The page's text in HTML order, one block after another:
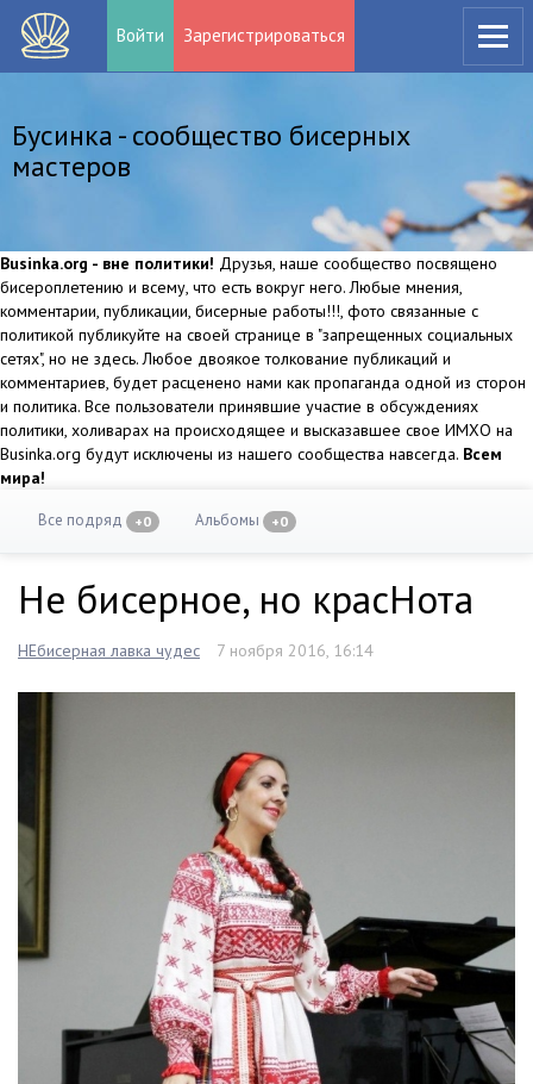
Войти Зарегистрироваться
Бусинка - сообщество бисерных
мастеров
Businka.org - вне политики! Друзья, наше сообщество посвящено
бисероплетению и всему, что есть вокруг него. Любые мнения,
комментарии, публикации, бисерные работы!!!, фото связанные с
политикой публикуйте на своей странице в "запрещенных социальных
сетях", но не здесь. Любое двоякое толкование публикаций и
комментариев, будет расценено нами как пропаганда одной из сторон
и политика. Все пользователи принявшие участие в обсуждениях
политики, холиварах на происходящее и высказавшее свое ИМХО на
Businka.org будут исключены из нашего сообщества навсегда. Всем
мира!
Все подряд +0 Альбомы +0
Не бисерное, но красНота
НЕбисерная лавка чудес 7 ноября 2016, 16:14